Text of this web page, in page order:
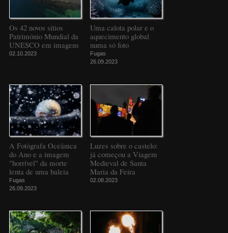
Os 42 novos sítios
Património Mundial da
UNESCO em imagens
02.10.2023
Uma calota polar e o
aquecimento global
numa só foto
Fugas
26.09.2023
A Fotógrafa Oceânica
do Ano e a imagem
"horrível" da morte
lenta de uma baleia
Fugas
26.09.2023
Luzes sobre o castelo:
já começou a Viagem
Medieval de Santa
Maria da Feira
02.08.2023